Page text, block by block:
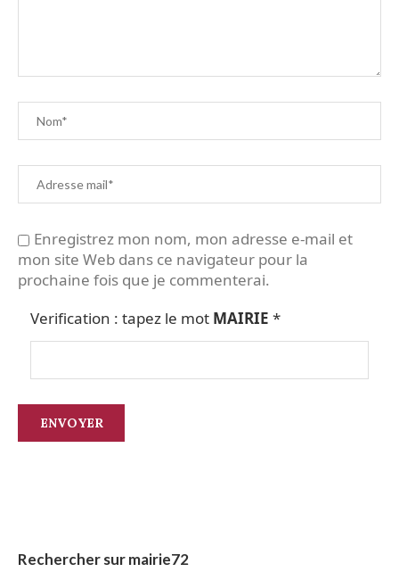
Enregistrez mon nom, mon adresse e-mail et
mon site Web dans ce navigateur pour la
prochaine fois que je commenterai.
Verification : tapez le mot MAIRIE *
Rechercher sur mairie72